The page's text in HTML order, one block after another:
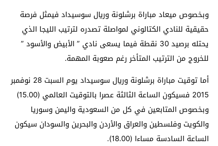
وبخصوص ميعاد مباراة برشلونة وريال سوسيداد فيمثل فرصة
حقيقية للنادي الكتالوني لمواصلة تصدره لترتيب الليجا الذي
يحتله برصيد 30 نقطة فيما يسعى نادي ” الأبيض والأسود ”
للخروج من الترتيب المتأخر رغم صعوبة المهمة.
أما توقيت مباراة برشلونة وريال سوسيداد يوم السبت 28 نوفمبر
2015 فسيكون الساعة الثالثة عصرا بالتوقيت العالمي (15.00)
وبخصوص المتابعين في كل من السعودية واليمن وسوريا
والكويت وفلسطين والعراق والأردن والبحرين والسودان سيكون
الساعة السادسة مساءا (18.00).